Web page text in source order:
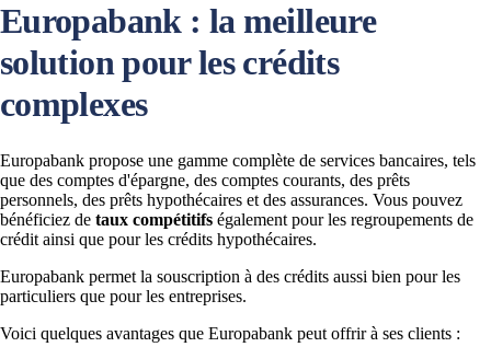
Europabank : la meilleure
solution pour les crédits
complexes
Europabank propose une gamme complète de services bancaires, tels
que des comptes d'épargne, des comptes courants, des prêts
personnels, des prêts hypothécaires et des assurances. Vous pouvez
bénéficiez de taux compétitifs également pour les regroupements de
crédit ainsi que pour les crédits hypothécaires.
Europabank permet la souscription à des crédits aussi bien pour les
particuliers que pour les entreprises.
Voici quelques avantages que Europabank peut offrir à ses clients :